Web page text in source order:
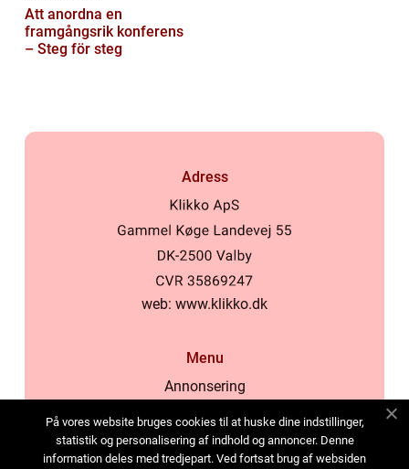
Att anordna en
framgångsrik konferens
– Steg för steg
Adress
web: www.klikko.dk
Menu
Annonsering
Cookies
Kontakta oss
På vores website bruges cookies til at huske dine indstillinger,
statistik og personalisering af indhold og annoncer. Denne
information deles med tredjepart. Ved fortsat brug af websiden